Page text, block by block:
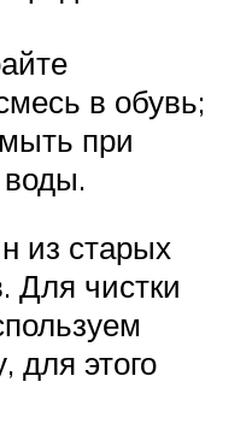
в обувь;
при
из старых
Для чистки
для этого